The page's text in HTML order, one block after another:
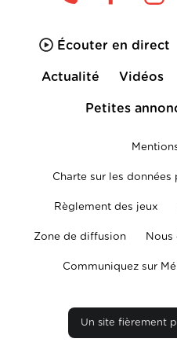
Écouter en direct
Actualité Vidéos
Petites
Charte sur les
Règlement des jeux
Zone de diffusion Nous
Communiquez sur
Un site fièrement